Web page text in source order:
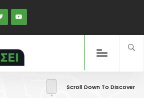
Scroll Down To Discover